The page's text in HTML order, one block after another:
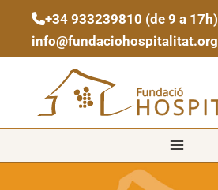
contenido
+34 933239810 (de 9 a 17h)
info@fundaciohospitalitat.org
Main
Menu